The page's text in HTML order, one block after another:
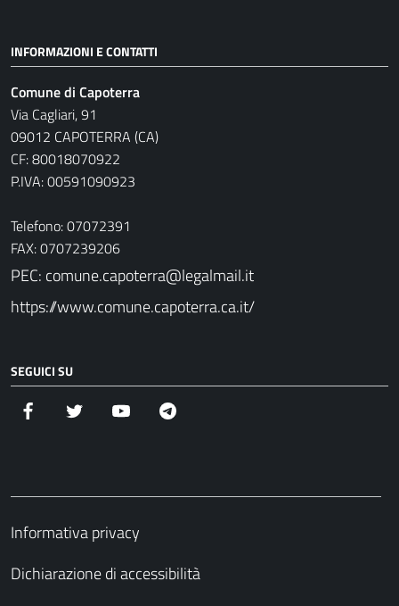
INFORMAZIONI E CONTATTI
Comune di Capoterra
Via Cagliari, 91
09012 CAPOTERRA (CA)
CF: 80018070922
P.IVA: 00591090923
Telefono: 07072391
FAX: 0707239206
PEC: comune.capoterra@legalmail.it
https://www.comune.capoterra.ca.it/
SEGUICI SU
Facebook Twitter YouTube
Informativa privacy
Dichiarazione di accessibilità